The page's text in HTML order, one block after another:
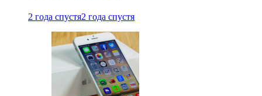
2 года спустя2 года спустя